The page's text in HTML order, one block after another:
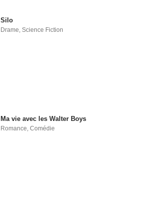
Silo
Drame,Science Fiction
Ma vie avec les Walter Boys
Romance,Comédie